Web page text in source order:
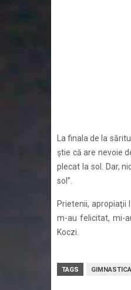
La finala de la
ştie că are nevoie
plecat la sol. Dar,
sol”.
Prietenii, apropiaţii
m-au felicitat, mi-
Koczi.
TAGS GIMNASTICA